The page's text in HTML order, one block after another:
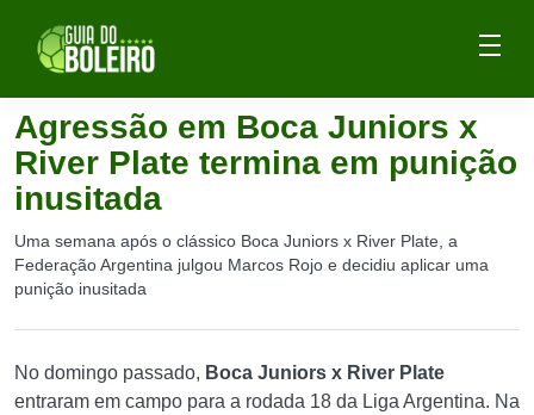
Agressão em Boca Juniors x
River Plate termina em punição
inusitada
Uma semana após o clássico Boca Juniors x River Plate, a
Federação Argentina julgou Marcos Rojo e decidiu aplicar uma
punição inusitada
No domingo passado, Boca Juniors x River Plate
entraram em campo para a rodada 18 da Liga Argentina. Na